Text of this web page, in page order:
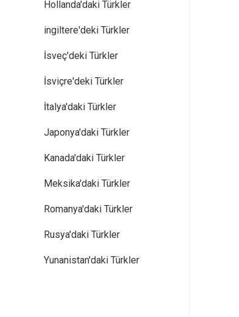
Hollanda'daki Türkler
ingiltere'deki Türkler
İsveç'deki Türkler
İsviçre'deki Türkler
İtalya'daki Türkler
Japonya'daki Türkler
Kanada'daki Türkler
Meksika'daki Türkler
Romanya'daki Türkler
Rusya'daki Türkler
Yunanistan'daki Türkler